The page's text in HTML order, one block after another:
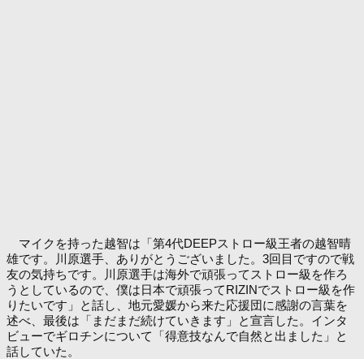
マイクを持った越智は「第4代DEEPストロー級王者の越智晴
雄です。川原選手、ありがとうございました。3回目ですので戦
友の気持ちです。川原選手は海外で頑張ってストロー級を作ろ
うとしているので、僕は日本で頑張ってRIZINでストロー級を作
りたいです」と話し、地元愛媛から来た応援団に感謝の言葉を
述べ、最後は「まだまだ続けていきます」と宣言した。インタ
ビューでギロチンについて「得意技なんで自然と出ました」と
話していた。